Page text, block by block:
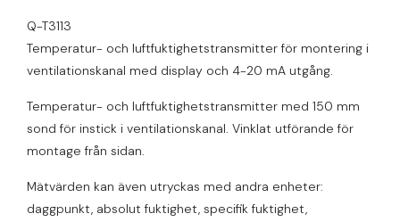
Q-T3113
Temperatur- och luftfuktighetstransmitter för montering i
ventilationskanal med display och 4-20 mA utgång.
Temperatur- och luftfuktighetstransmitter med 150 mm
sond för instick i ventilationskanal. Vinklat utförande för
montage från sidan.
Mätvärden kan även utryckas med andra enheter:
daggpunkt, absolut fuktighet, specifik fuktighet,